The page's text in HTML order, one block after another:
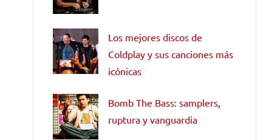
Los mejores discos de
Coldplay y sus canciones más
icónicas
Bomb The Bass: samplers,
ruptura y vanguardia